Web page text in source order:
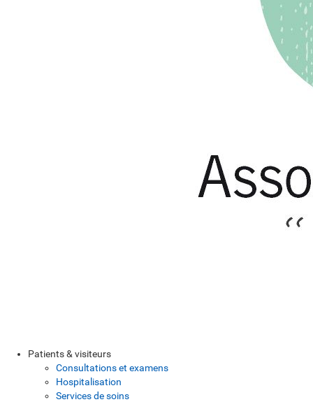
Patients & visiteurs
Consultations et examens
Hospitalisation
Services de soins